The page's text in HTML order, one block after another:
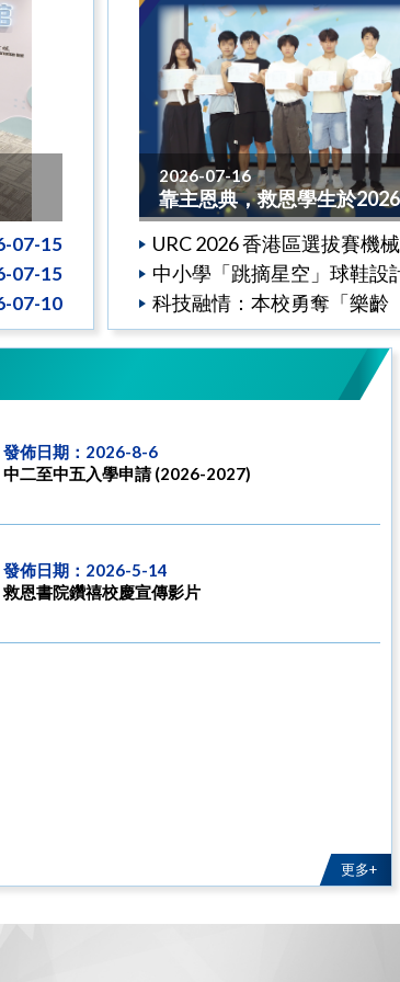
07-15
07-15
07-10
2026-07-16
靠主恩典，救恩學生於
URC 2026 香港區選拔賽機
中小學「跳摘星空」球鞋設
科技融情：本校勇奪「樂齡
發佈日期：2026-8-6
中二至中五入學申請 (2026-2027)
發佈日期：2026-5-14
救恩書院鑽禧校慶宣傳影片
更多+